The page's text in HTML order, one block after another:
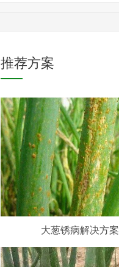
推荐方案
大葱锈病解决方案